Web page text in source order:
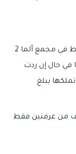
يمكنك تملك فيلا تتألف من غرفتين فقط في مجمع ألما 2
أما في حال إن ردت
أسعار تملكها يبلغ
من غرفتين فقط